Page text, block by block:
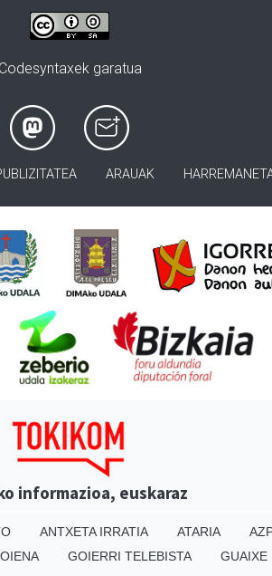
Codesyntaxek garatua
ARAUAK
informazioa, euskaraz
ANTXETA IRRATIA ATARIA
GOIERRI TELEBISTA GUAIXE